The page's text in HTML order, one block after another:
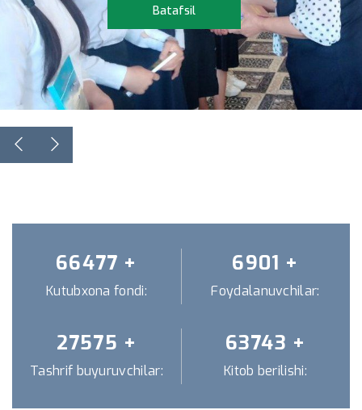
Batafsil
Batafsil
66477 +
Kutubxona fondi:
6901 +
Foydalanuvchilar:
27575 +
Tashrif buyuruvchilar:
63743 +
Kitob berilishi: